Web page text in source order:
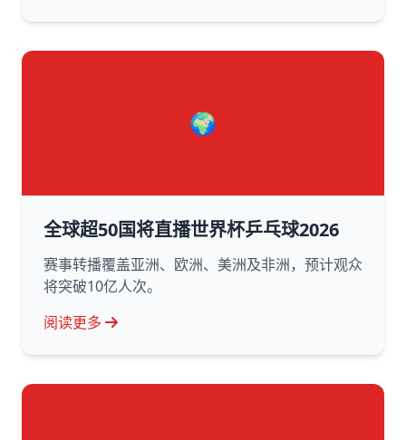
🌍
全球超50国将直播世界杯乒乓球2026
赛事转播覆盖亚洲、欧洲、美洲及非洲，预计观众
将突破10亿人次。
阅读更多